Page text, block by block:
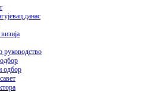
данас
руководство
одбор